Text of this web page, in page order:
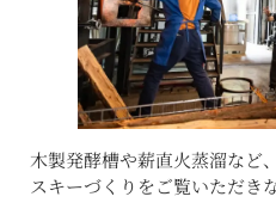
木製発酵槽や薪直火蒸溜など
スキーづくりをご覧いただき